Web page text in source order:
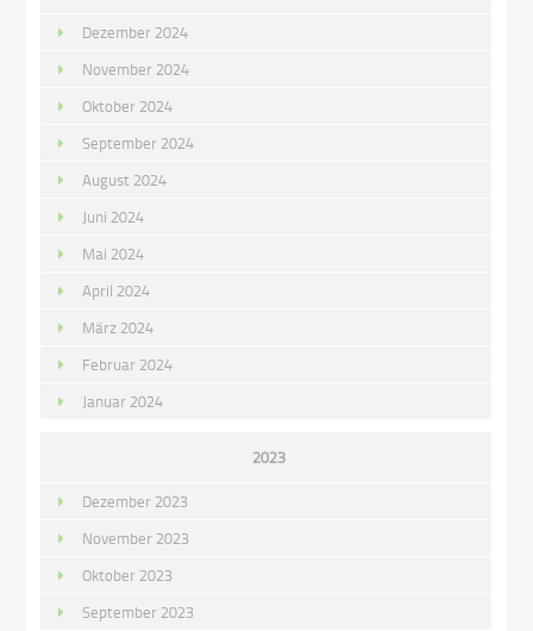
Dezember 2024
November 2024
Oktober 2024
September 2024
August 2024
Juni 2024
Mai 2024
April 2024
März 2024
Februar 2024
Januar 2024
2023
Dezember 2023
November 2023
Oktober 2023
September 2023